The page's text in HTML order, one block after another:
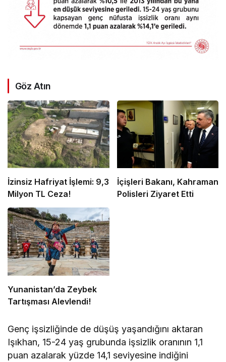
Göz Atın
İzinsiz Hafriyat İşlemi: 9,3
Milyon TL Ceza!
İçişleri Bakanı, Kahraman
Polisleri Ziyaret Etti
Yunanistan’da Zeybek
Tartışması Alevlendi!
Genç işsizliğinde de düşüş yaşandığını aktaran
Işıkhan, 15-24 yaş grubunda işsizlik oranının 1,1
puan azalarak yüzde 14,1 seviyesine indiğini